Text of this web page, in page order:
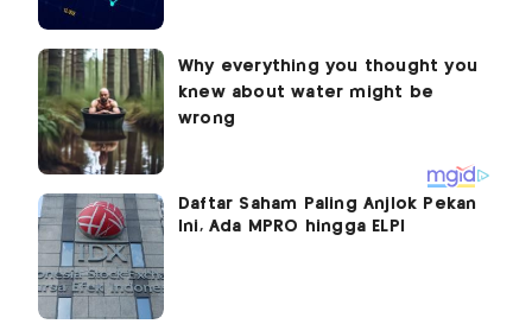
Daftar Saham Paling Anjlok Pekan
Ini, Ada MPRO hingga ELPI